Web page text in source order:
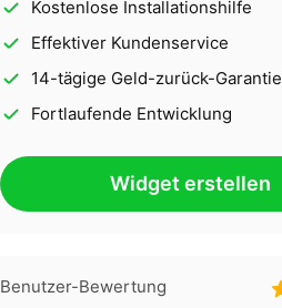
Kostenlose Installationshilfe
Effektiver Kundenservice
14-tägige Geld-zurück-Garantie
Fortlaufende Entwicklung
Widget erstellen
Benutzer-Bewertung